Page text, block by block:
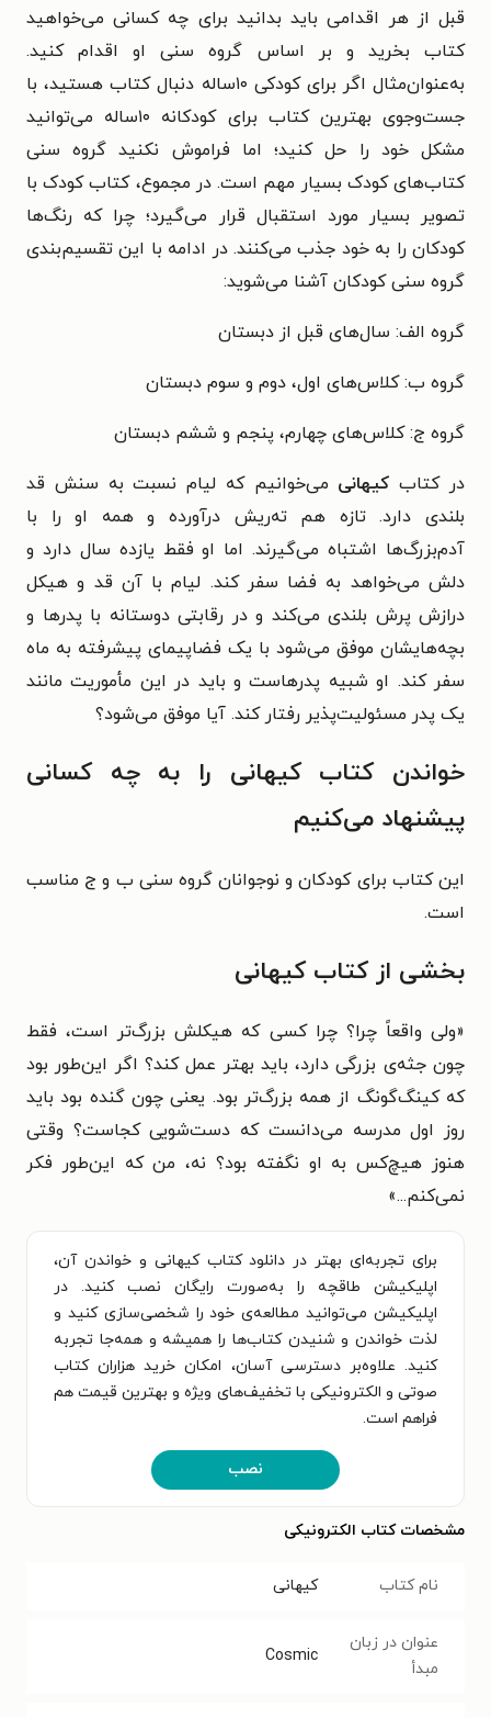
قبل از هر اقدامی باید بدانید برای چه کسانی می‌خواهید
کتاب بخرید و بر اساس گروه سنی او اقدام کنید.
به‌عنوان‌مثال اگر برای کودکی ۱۰ساله دنبال کتاب هستید، با
جست‌وجوی بهترین کتاب برای کودکانه ۱۰ساله می‌توانید
مشکل خود را حل کنید؛ اما فراموش نکنید گروه سنی
کتاب‌های کودک بسیار مهم است. در مجموع، کتاب کودک با
تصویر بسیار مورد استقبال قرار می‌گیرد؛ چرا که رنگ‌ها
کودکان را به خود جذب می‌کنند. در ادامه با این تقسیم‌بندی
گروه سنی کودکان آشنا می‌شوید:
گروه الف: سال‌های قبل از دبستان
گروه ب: کلاس‌های اول، دوم و سوم دبستان
گروه ج: کلاس‌های چهارم، پنجم و ششم دبستان
در کتاب کیهانی می‌خوانیم که لیام نسبت به سنش قد
بلندی دارد. تازه هم ته‌ریش درآورده و همه او را با
آدم‌بزرگ‌ها اشتباه می‌گیرند. اما او فقط یازده سال دارد و
دلش می‌خواهد به فضا سفر کند. لیام با آن قد و هیکل
درازش پرش بلندی می‌کند و در رقابتی دوستانه با پدرها و
بچه‌هایشان موفق می‌شود با یک فضاپیمای پیشرفته به ماه
سفر کند. او شبیه پدرهاست و باید در این مأموریت مانند
یک پدر مسئولیت‌پذیر رفتار کند. آیا موفق می‌شود؟
خواندن کتاب کیهانی را به چه کسانی
پیشنهاد می‌کنیم
این کتاب برای کودکان و نوجوانان گروه سنی ب و ج مناسب
است.
بخشی از کتاب کیهانی
«ولی واقعاً چرا؟ چرا کسی که هیکلش بزرگ‌تر است، فقط
چون جثه‌ی بزرگی دارد، باید بهتر عمل کند؟ اگر این‌طور بود
که کینگ‌گونگ از همه بزرگ‌تر بود. یعنی چون گنده بود باید
روز اول مدرسه می‌دانست که دست‌شویی کجاست؟ وقتی
هنوز هیچ‌کس به او نگفته بود؟ نه، من که این‌طور فکر
نمی‌کنم...»
برای تجربه‌ای بهتر در دانلود کتاب کیهانی و خواندن آن،
اپلیکیشن طاقچه را به‌صورت رایگان نصب کنید. در
اپلیکیشن می‌توانید مطالعه‌ی خود را شخصی‌سازی کنید و
لذت خواندن و شنیدن کتاب‌ها را همیشه و همه‌جا تجربه
کنید. علاوه‌بر دسترسی آسان، امکان خرید هزاران کتاب
صوتی و الکترونیکی با تخفیف‌های ویژه و بهترین قیمت هم
فراهم است.
نصب
مشخصات کتاب الکترونیکی
نام کتاب کیهانی
عنوان در زبان
مبدأ
Cosmic